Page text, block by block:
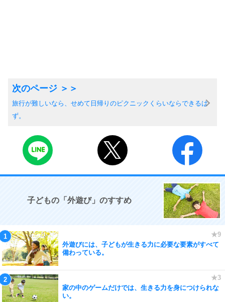
旅行が難しいなら、せめて日帰りのピクニックくらいならできるは
ず。
子どもの「外遊び」のすすめ
外遊びには、子どもが生きる力に必要な要素がすべて
備わっている。
家の中のゲームだけでは、生きる力を身につけられな
い。